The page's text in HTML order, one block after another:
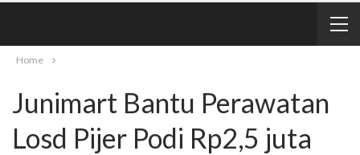
Home
Junimart Bantu Perawatan
Losd Pijer Podi Rp2,5 juta